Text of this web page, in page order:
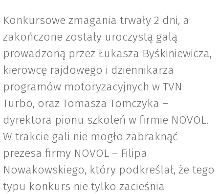
Konkursowe zmagania trwały 2 dni, a
zakończone zostały uroczystą galą
prowadzoną przez Łukasza Byśkiniewicza,
kierowcę rajdowego i dziennikarza
programów motoryzacyjnych w TVN
Turbo, oraz Tomasza Tomczyka –
dyrektora pionu szkoleń w firmie NOVOL.
W trakcie gali nie mogło zabraknąć
prezesa firmy NOVOL – Filipa
Nowakowskiego, który podkreślał, że tego
typu konkurs nie tylko zacieśnia